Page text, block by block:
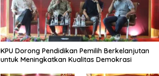
KPU Dorong Pendidikan Pemilih Berkelanjutan
untuk Meningkatkan Kualitas Demokrasi